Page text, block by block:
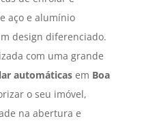
aço e alumínio
design diferenciado.
com uma grande
automáticasem Boa
o seu imóvel,
na abertura e